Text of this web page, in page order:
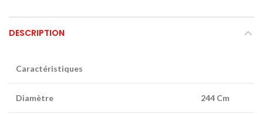
DESCRIPTION
Caractéristiques
Diamètre 244 Cm